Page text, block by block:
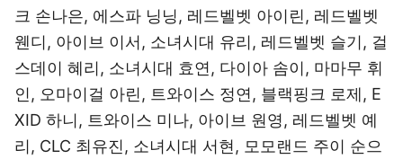
크 손나은, 에스파 닝닝, 레드벨벳 아이린, 레드벨벳
웬디, 아이브 이서, 소녀시대 유리, 레드벨벳 슬기, 걸
스데이 혜리, 소녀시대 효연, 다이아 솜이, 마마무 휘
인, 오마이걸 아린, 트와이스 정연, 블랙핑크 로제, E
XID 하니, 트와이스 미나, 아이브 원영, 레드벨벳 예
리, CLC 최유진, 소녀시대 서현, 모모랜드 주이 순으